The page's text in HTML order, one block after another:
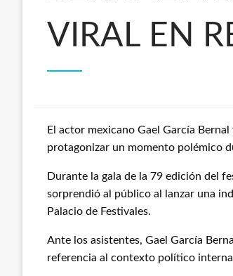
VIRAL EN
El actor mexicano Gael García
protagonizar un momento polémico
Durante la gala de la 79 edición del
sorprendió al público al lanzar una
Palacio de Festivales.
Ante los asistentes, Gael García
referencia al contexto político